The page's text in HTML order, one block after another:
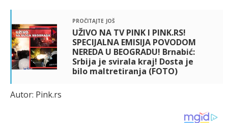
pročitajte još
UŽIVO NA TV PINK I PINK.RS!
SPECIJALNA EMISIJA POVODOM
NEREDA U BEOGRADU! Brnabić:
Srbija je svirala kraj! Dosta je
bilo maltretiranja (FOTO)
Autor: Pink.rs